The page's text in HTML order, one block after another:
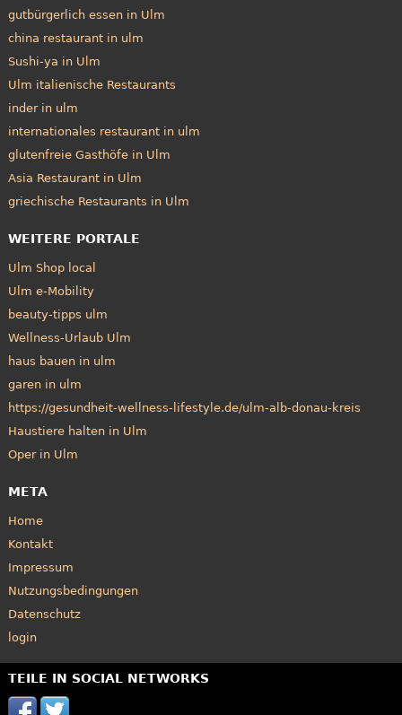
gutbürgerlich essen in Ulm
china restaurant in ulm
Sushi-ya in Ulm
Ulm italienische Restaurants
inder in ulm
internationales restaurant in ulm
glutenfreie Gasthöfe in Ulm
Asia Restaurant in Ulm
griechische Restaurants in Ulm
WEITERE PORTALE
Ulm Shop local
Ulm e-Mobility
beauty-tipps ulm
Wellness-Urlaub Ulm
haus bauen in ulm
garen in ulm
https://gesundheit-wellness-lifestyle.de/ulm-alb-donau-kreis
Haustiere halten in Ulm
Oper in Ulm
META
Home
Kontakt
Impressum
Nutzungsbedingungen
Datenschutz
login
TEILE IN SOCIAL NETWORKS